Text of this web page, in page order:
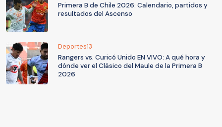
Primera B de Chile 2026: Calendario, partidos y
resultados del Ascenso
Deportes13
Rangers vs. Curicó Unido EN VIVO: A qué hora y
dónde ver el Clásico del Maule de la Primera B
2026